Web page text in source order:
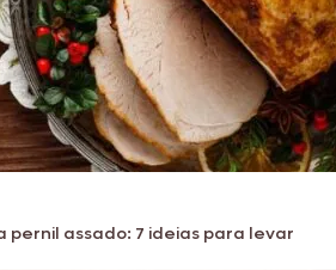
assado: 7 ideias para levar